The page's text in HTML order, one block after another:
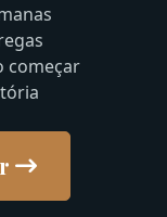
começar